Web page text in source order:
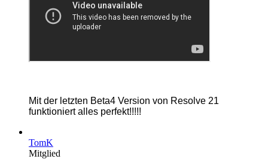
Mit der letzten Beta4 Version von Resolve 21
funktioniert alles perfekt!!!!!
TomK
Mitglied